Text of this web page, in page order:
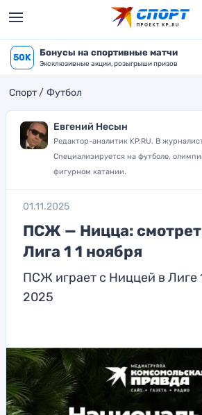
50K Бонусы на спортивные матчи
Эксклюзивные акции, розыгрыши призов
Спорт Футбол
Евгений Несын
Редактор-аналитик KP.RU. В
Специализируется на футболе,
фигурном катании.
01.11.2025
ПСЖ — Ницца:
Лига 1 1 ноября
ПСЖ играет с Ниццей в Лиге
2025